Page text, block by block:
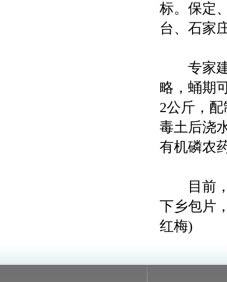
标。保定
台、石家
专家建
略，蛹期
2公斤，
毒土后浇
有机磷农
目前，
下乡包片
红梅)